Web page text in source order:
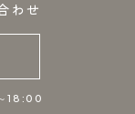
わせ
18:00